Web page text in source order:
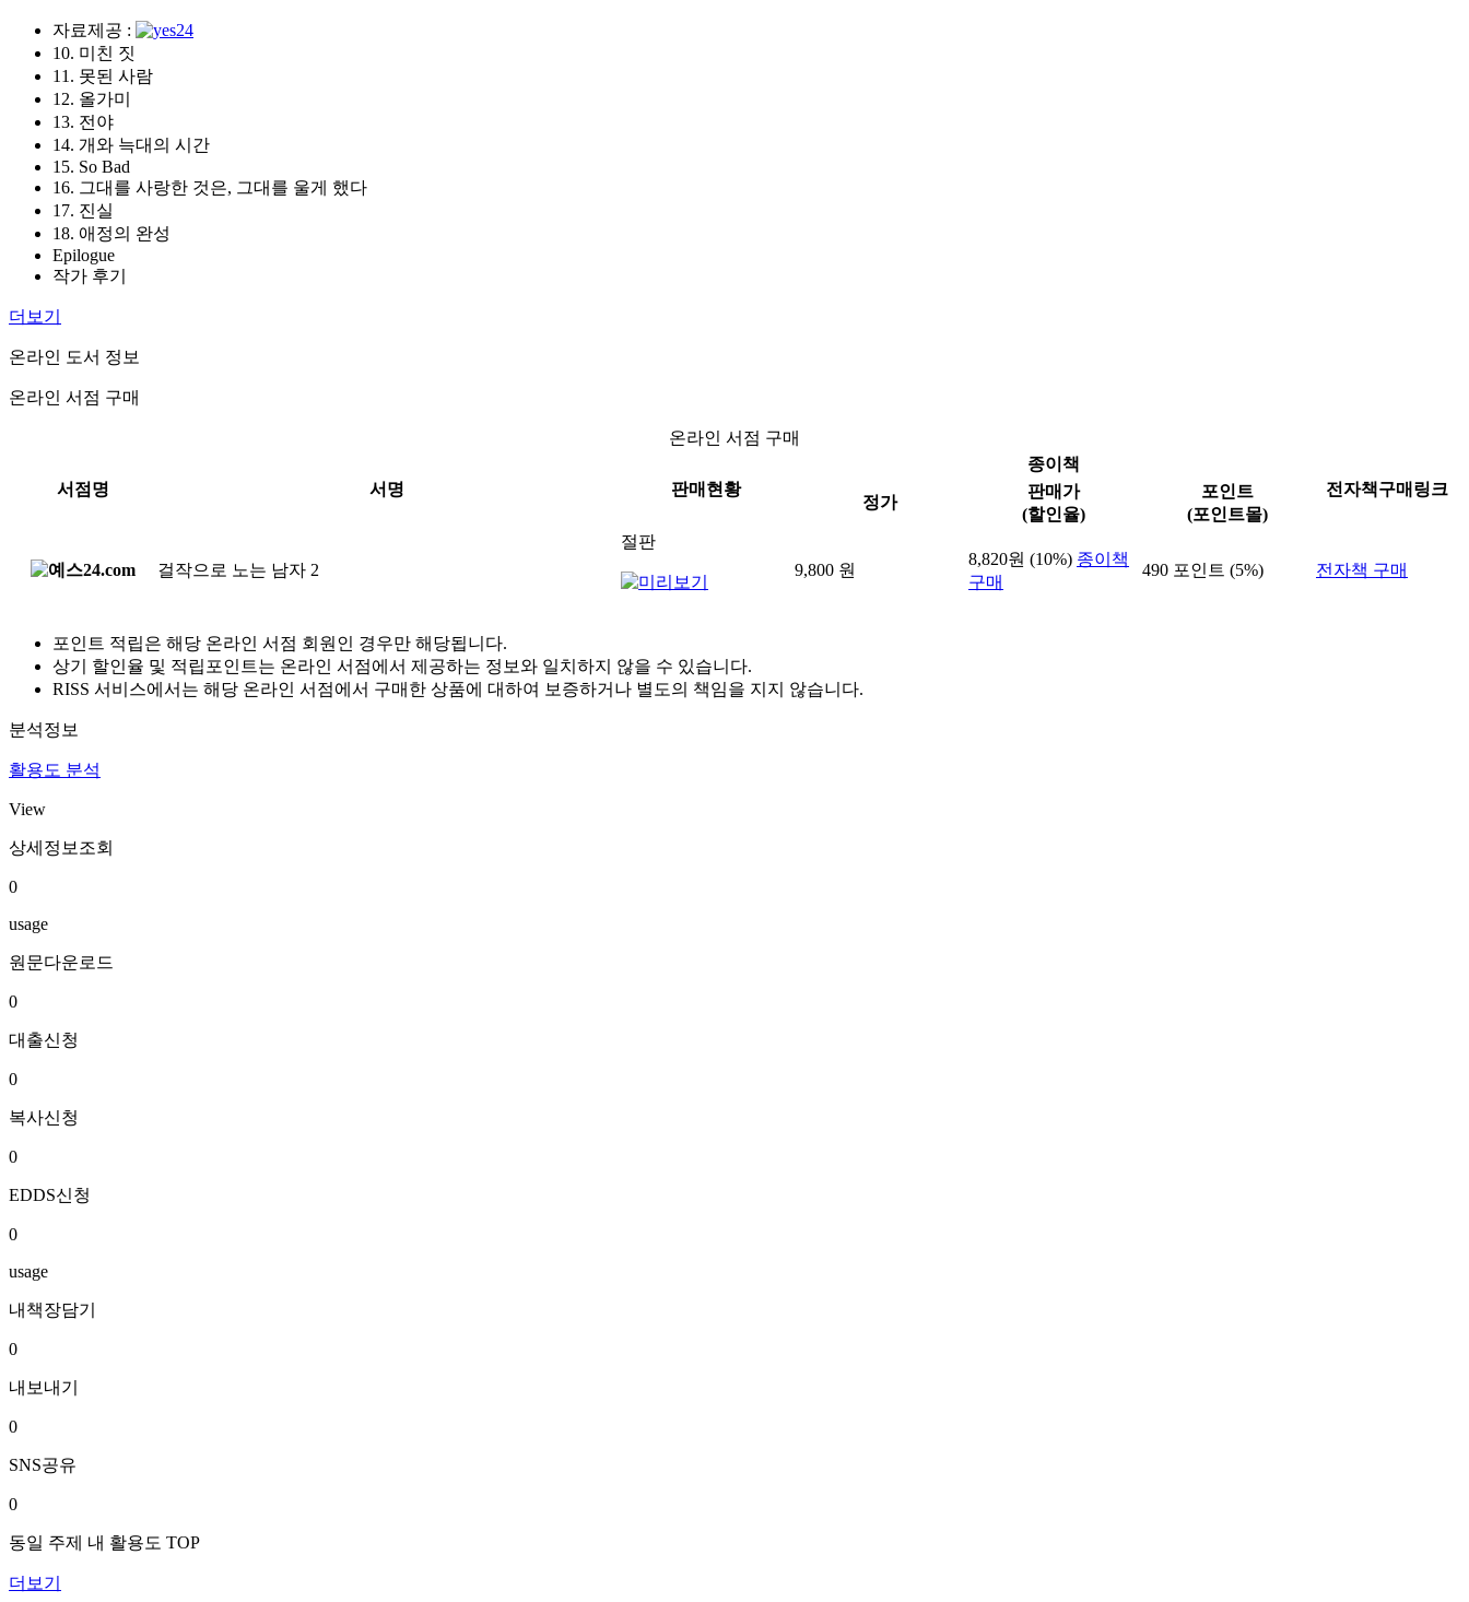
자료제공 :
10. 미친 짓
11. 못된 사람
12. 올가미
13. 전야
14. 개와 늑대의 시간
15. So Bad
16. 그대를 사랑한 것은, 그대를 울게 했다
17. 진실
18. 애정의 완성
Epilogue
작가 후기
더보기
온라인 도서 정보
온라인 서점 구매
온라인 서점 구매
서점명 서명 판매현황
종이책
전자책구매링크
정가
판매가
(할인율)
포인트
(포인트몰)
걸작으로 노는 남자 2
절판
9,800 원
8,820원 (10%) 종이책
구매
490 포인트 (5%) 전자책 구매
포인트 적립은 해당 온라인 서점 회원인 경우만 해당됩니다.
상기 할인율 및 적립포인트는 온라인 서점에서 제공하는 정보와 일치하지 않을 수 있습니다.
RISS 서비스에서는 해당 온라인 서점에서 구매한 상품에 대하여 보증하거나 별도의 책임을 지지 않습니다.
분석정보
활용도 분석
View
상세정보조회
0
usage
원문다운로드
0
대출신청
0
복사신청
0
EDDS신청
0
usage
내책장담기
0
내보내기
0
SNS공유
0
동일 주제 내 활용도 TOP
더보기